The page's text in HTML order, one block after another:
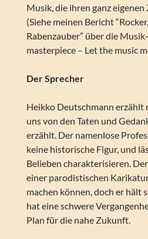
Musik, die ihren ganz
(Siehe meinen Bericht
Rabenzauber” über die
masterpiece – Let the music
Der Sprecher
Heikko Deutschmann erzählt
uns von den Taten und
erzählt. Der namenlose
keine historische Figur, und
Belieben charakterisieren.
einer parodistischen
machen können, doch er hält
hat eine schwere
Plan für die nahe Zukunft.